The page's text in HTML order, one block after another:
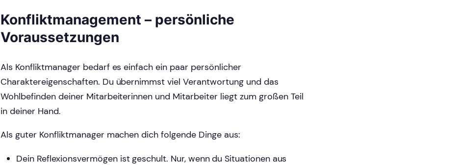
Konfliktmanagement – persönliche
Voraussetzungen
Als Konfliktmanager bedarf es einfach ein paar persönlicher
Charaktereigenschaften. Du übernimmst viel Verantwortung und das
Wohlbefinden deiner Mitarbeiterinnen und Mitarbeiter liegt zum großen Teil
in deiner Hand.
Als guter Konfliktmanager machen dich folgende Dinge aus:
Dein Reflexionsvermögen ist geschult. Nur, wenn du Situationen aus